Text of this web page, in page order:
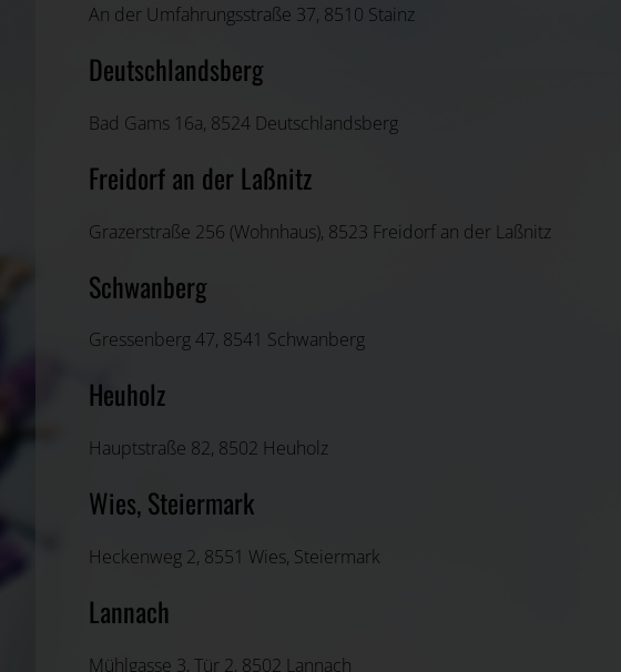
An der Umfahrungsstraße 37, 8510 Stainz
Deutschlandsberg
Bad Gams 16a, 8524 Deutschlandsberg
Freidorf an der Laßnitz
Grazerstraße 256 (Wohnhaus), 8523 Freidorf an der Laßnitz
Schwanberg
Gressenberg 47, 8541 Schwanberg
Heuholz
Hauptstraße 82, 8502 Heuholz
Wies, Steiermark
Heckenweg 2, 8551 Wies, Steiermark
Lannach
Mühlgasse 3, Tür 2, 8502 Lannach